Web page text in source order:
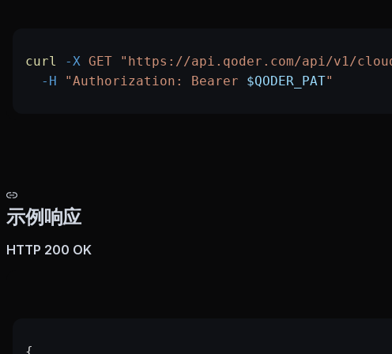
curl -X GET "https://api.qoder.com/api/v1/
  -H
"Authorization: Bearer $QODER_PAT"
示例响应
HTTP 200 OK
{